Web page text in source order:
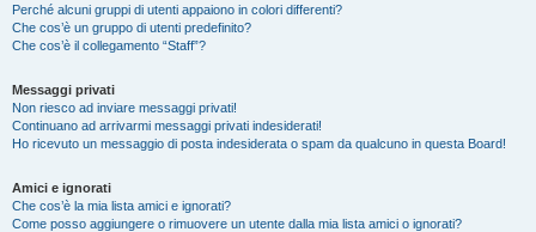
Perché alcuni gruppi di utenti appaiono in colori differenti?
Che cos’è un gruppo di utenti predefinito?
Che cos’è il collegamento “Staff”?
Messaggi privati
Non riesco ad inviare messaggi privati!
Continuano ad arrivarmi messaggi privati indesiderati!
Ho ricevuto un messaggio di posta indesiderata o spam da qualcuno in questa Board!
Amici e ignorati
Che cos’è la mia lista amici e ignorati?
Come posso aggiungere o rimuovere un utente dalla mia lista amici o ignorati?